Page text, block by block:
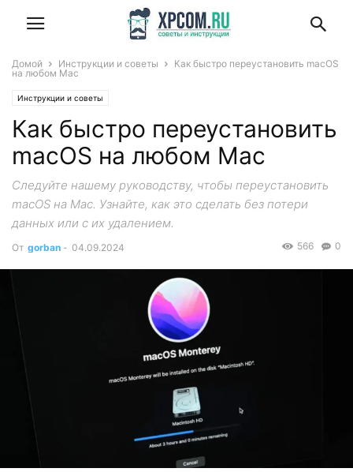
Домой Инструкции и советы
Как быстро переустановить macOS
на любом Mac
Инструкции и советы
Как быстро переустановить
macOS на любом Mac
Следуйте нашему руководству, чтобы переустановить
macOS на Mac. Узнайте, как это сделать без потери
данных или с их удалением.
От gorban - 04.09.2024 0
566